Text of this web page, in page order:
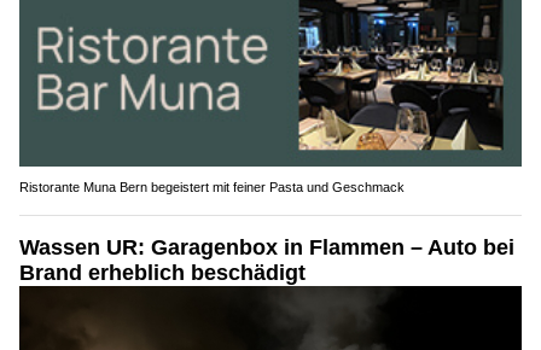
Ristorante Muna Bern begeistert mit feiner Pasta und Geschmack
Wassen UR: Garagenbox in Flammen – Auto bei
Brand erheblich beschädigt